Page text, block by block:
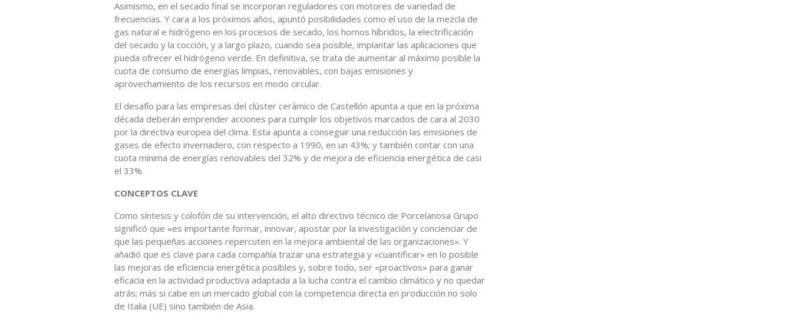
Asimismo, en el secado final se incorporan reguladores con motores de variedad de
frecuencias. Y cara a los próximos años, apuntó posibilidades como el uso de la mezcla de
gas natural e hidrógeno en los procesos de secado, los hornos híbridos, la electrificación
del secado y la cocción, y a largo plazo, cuando sea posible, implantar las aplicaciones que
pueda ofrecer el hidrógeno verde. En definitiva, se trata de aumentar al máximo posible la
cuota de consumo de energías limpias, renovables, con bajas emisiones y
aprovechamiento de los recursos en modo circular.
El desafío para las empresas del clúster cerámico de Castellón apunta a que en la próxima
década deberán emprender acciones para cumplir los objetivos marcados de cara al 2030
por la directiva europea del clima. Esta apunta a conseguir una reducción las emisiones de
gases de efecto invernadero, con respecto a 1990, en un 43%; y también contar con una
cuota mínima de energías renovables del 32% y de mejora de eficiencia energética de casi
el 33%.
CONCEPTOS CLAVE
Como síntesis y colofón de su intervención, el alto directivo técnico de Porcelanosa Grupo
significó que «es importante formar, innovar, apostar por la investigación y concienciar de
que las pequeñas acciones repercuten en la mejora ambiental de las organizaciones». Y
añadió que es clave para cada compañía trazar una estrategia y «cuantificar» en lo posible
las mejoras de eficiencia energética posibles y, sobre todo, ser «proactivos» para ganar
eficacia en la actividad productiva adaptada a la lucha contra el cambio climático y no quedar
atrás; más si cabe en un mercado global con la competencia directa en producción no solo
de Italia (UE) sino también de Asia.